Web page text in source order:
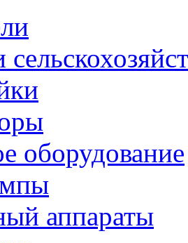
оборудование
аппараты